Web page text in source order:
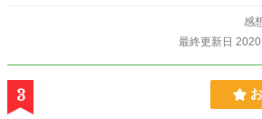
感
最終更新日
3